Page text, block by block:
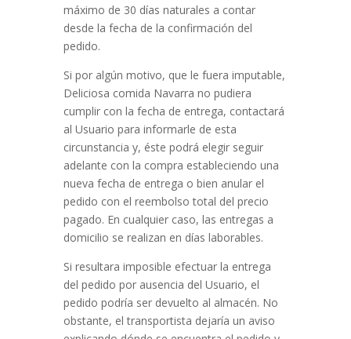
máximo de 30 días naturales a contar
desde la fecha de la confirmación del
pedido.
Si por algún motivo, que le fuera imputable,
Deliciosa comida Navarra no pudiera
cumplir con la fecha de entrega, contactará
al Usuario para informarle de esta
circunstancia y, éste podrá elegir seguir
adelante con la compra estableciendo una
nueva fecha de entrega o bien anular el
pedido con el reembolso total del precio
pagado. En cualquier caso, las entregas a
domicilio se realizan en días laborables.
Si resultara imposible efectuar la entrega
del pedido por ausencia del Usuario, el
pedido podría ser devuelto al almacén. No
obstante, el transportista dejaría un aviso